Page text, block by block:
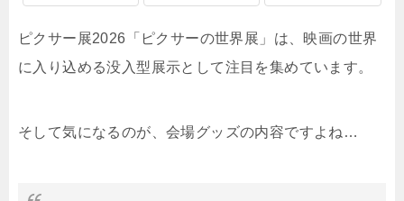
ピクサー展2026「ピクサーの世界展」は、 映画の世界
に入り込める没入型展示として注目を集めています。
そして気になるのが、会場グッズの内容ですよね…